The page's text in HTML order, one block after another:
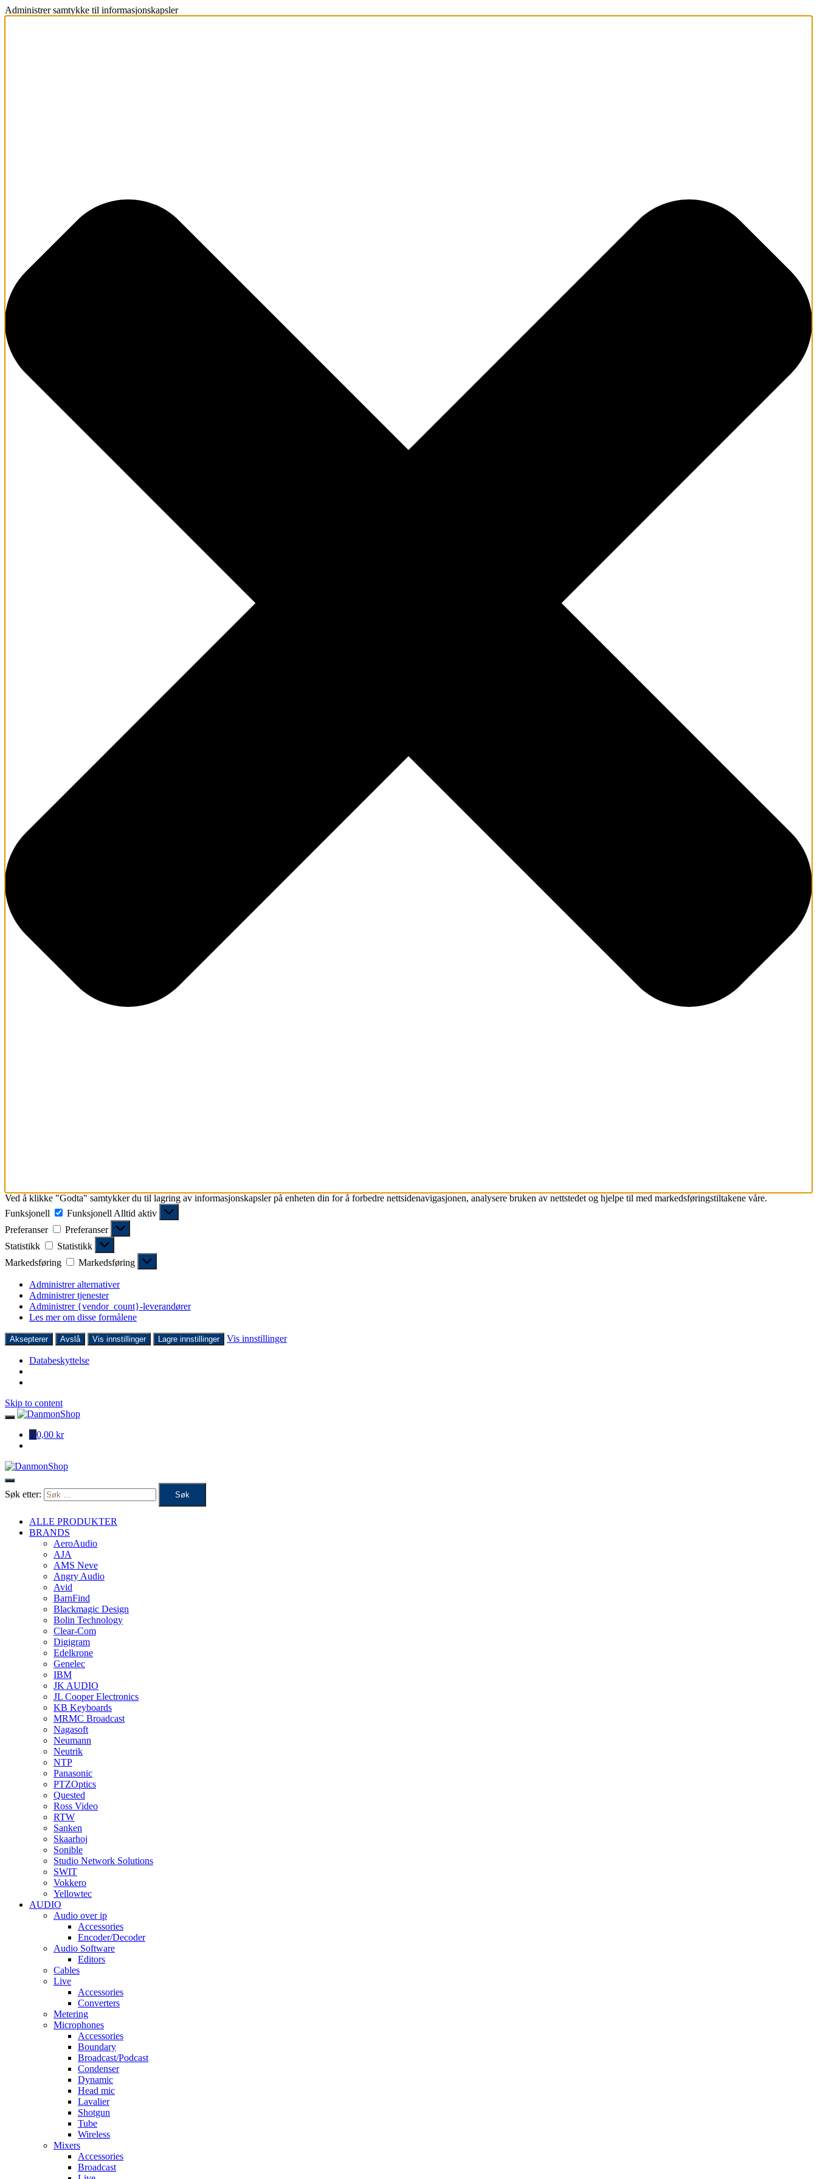
Administrer samtykke til informasjonskapsler
Ved å klikke "Godta" samtykker du til lagring av informasjonskapsler på enheten din for å forbedre nettsidenavigasjonen, analysere bruken av nettstedet og hjelpe til med markedsføringstiltakene våre.
Funksjonell
Funksjonell Alltid aktiv
Preferanser
Preferanser
Statistikk
Statistikk
Markedsføring
Markedsføring
Administrer alternativer
Administrer tjenester
Administrer {vendor_count}-leverandører
Les mer om disse formålene
Aksepterer Avslå Vis innstillinger Lagre innstillinger Vis innstillinger
Databeskyttelse
Skip to content
0 0,00 kr
Søk etter:
ALLE PRODUKTER
BRANDS
AeroAudio
AJA
AMS Neve
Angry Audio
Avid
BarnFind
Blackmagic Design
Bolin Technology
Clear-Com
Digigram
Edelkrone
Genelec
IBM
JK AUDIO
JL Cooper Electronics
KB Keyboards
MRMC Broadcast
Nagasoft
Neumann
Neutrik
NTP
Panasonic
PTZOptics
Quested
Ross Video
RTW
Sanken
Skaarhoj
Sonible
Studio Network Solutions
SWIT
Vokkero
Yellowtec
AUDIO
Audio over ip
Accessories
Encoder/Decoder
Audio Software
Editors
Cables
Live
Accessories
Converters
Metering
Microphones
Accessories
Boundary
Broadcast/Podcast
Condenser
Dynamic
Head mic
Lavalier
Shotgun
Tube
Wireless
Mixers
Accessories
Broadcast